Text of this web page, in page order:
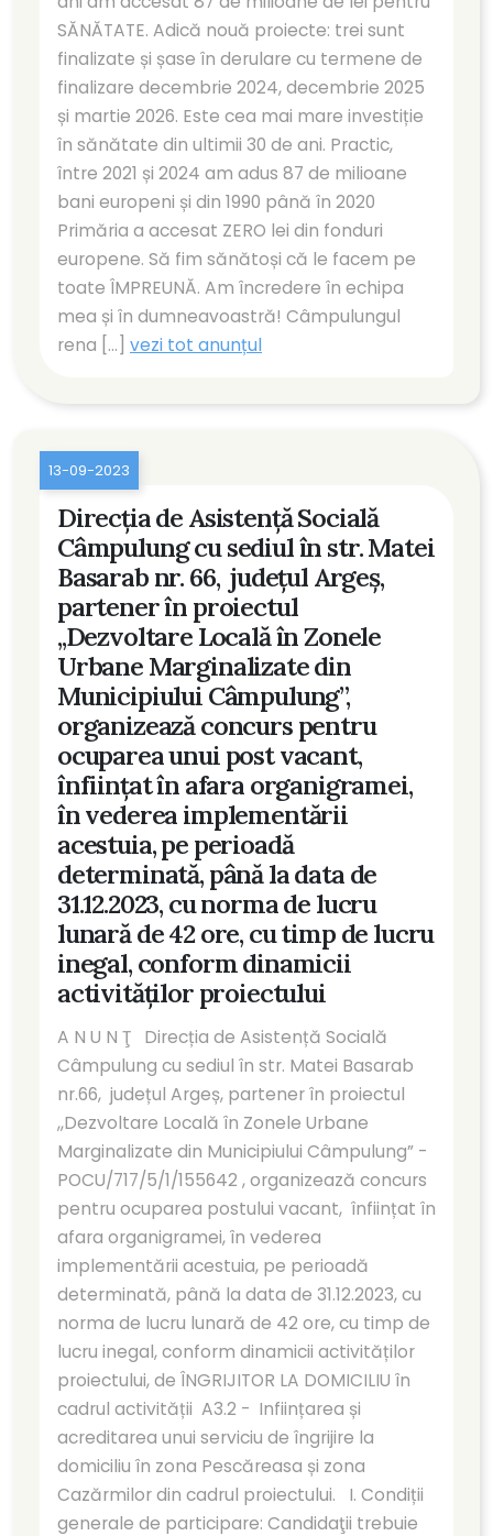
SĂNĂTATE. Adică nouă proiecte: trei sunt
finalizate și șase în derulare cu termene de
finalizare decembrie 2024, decembrie 2025
și martie 2026. Este cea mai mare investiție
în sănătate din ultimii 30 de ani. Practic,
între 2021 și 2024 am adus 87 de milioane
bani europeni și din 1990 până în 2020
Primăria a accesat ZERO lei din fonduri
europene. Să fim sănătoși că le facem pe
toate ÎMPREUNĂ. Am încredere în echipa
mea și în dumneavoastră! Câmpulungul
rena [...] vezi tot anunțul
13-09-2023
Direcția de Asistență Socială
Câmpulung cu sediul în str. Matei
Basarab nr. 66, județul Argeș,
partener în proiectul
,,Dezvoltare Locală în Zonele
Urbane Marginalizate din
Municipiului Câmpulung”,
organizează concurs pentru
ocuparea unui post vacant,
înființat în afara organigramei,
în vederea implementării
acestuia, pe perioadă
determinată, până la data de
31.12.2023, cu norma de lucru
lunară de 42 ore, cu timp de lucru
inegal, conform dinamicii
activităților proiectului
A N U N Ţ Direcția de Asistență Socială
Câmpulung cu sediul în str. Matei Basarab
nr.66, județul Argeș, partener în proiectul
,,Dezvoltare Locală în Zonele Urbane
Marginalizate din Municipiului Câmpulung” -
POCU/717/5/1/155642 , organizează concurs
pentru ocuparea postului vacant, înființat în
afara organigramei, în vederea
implementării acestuia, pe perioadă
determinată, până la data de 31.12.2023, cu
norma de lucru lunară de 42 ore, cu timp de
lucru inegal, conform dinamicii activităților
proiectului, de ÎNGRIJITOR LA DOMICILIU în
cadrul activității A3.2 - Inființarea și
acreditarea unui serviciu de îngrijire la
domiciliu în zona Pescăreasa și zona
Cazărmilor din cadrul proiectului. I. Condiții
generale de participare: Candidaţii trebuie